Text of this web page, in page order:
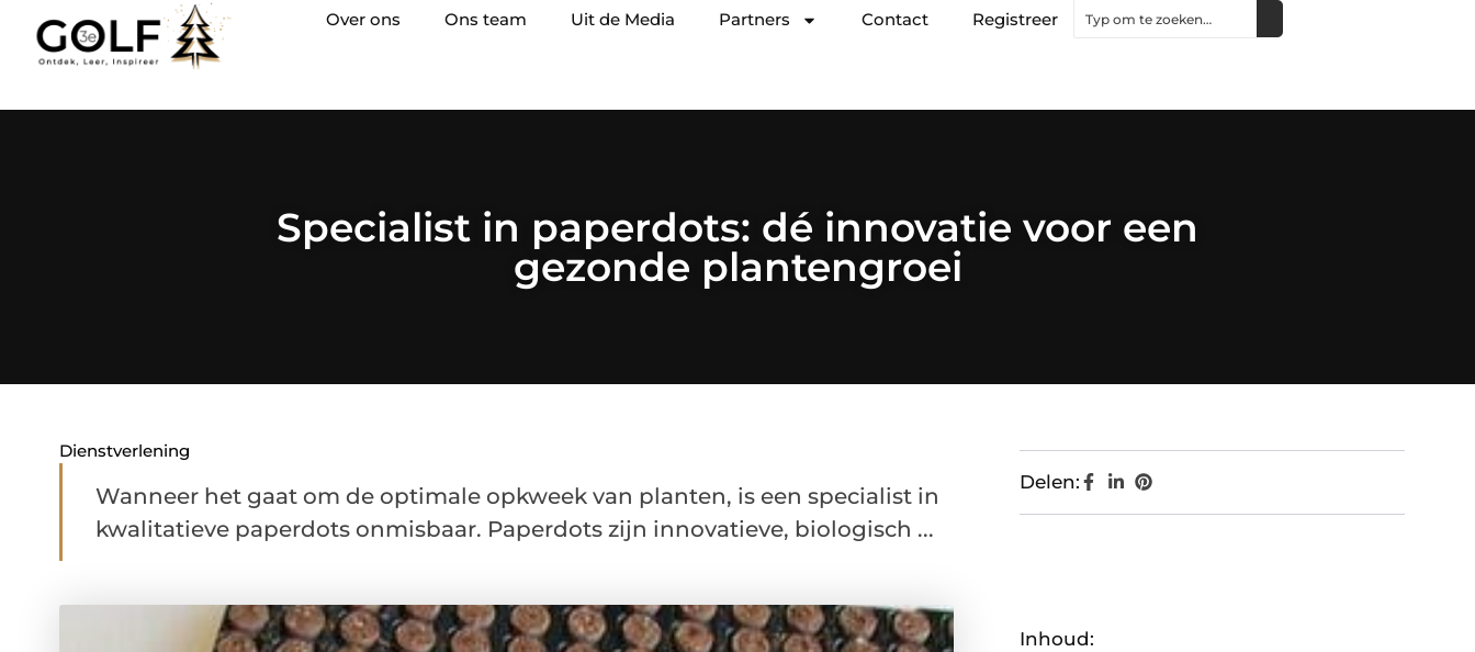
Over ons Ons team Uit de Media Partners Contact Registreer
Specialist in paperdots: dé innovatie voor een
gezonde plantengroei
Dienstverlening
Wanneer het gaat om de optimale opkweek van planten, is een specialist in
kwalitatieve paperdots onmisbaar. Paperdots zijn innovatieve, biologisch ...
Delen:
Inhoud: